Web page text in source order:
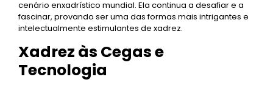
cenário enxadrístico mundial. Ela continua a desafiar e a
fascinar, provando ser uma das formas mais intrigantes e
intelectualmente estimulantes de xadrez.
Xadrez às Cegas e
Tecnologia